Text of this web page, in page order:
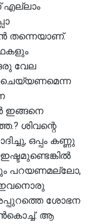
എല്ലാം
തന്നെയാണ്.
വേല
ചെയ്യണമെന്ന
ഇങ്ങനെ
ശിവന്റെ
ഒപ്പം കണ്ണു
പറയണമല്ലോ,
ഇവനൊരു
ശോഭന
ആ